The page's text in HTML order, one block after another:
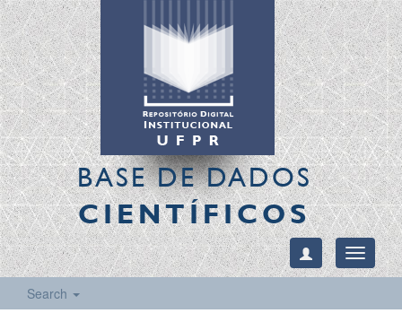
BASE DE DADOS
CIENTÍFICOS
Toggle
Search